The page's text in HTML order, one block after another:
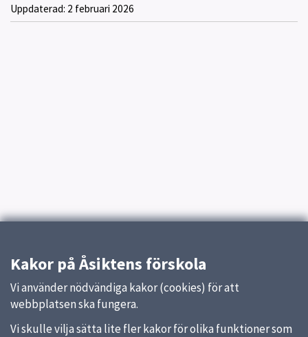
Uppdaterad: 2 februari 2026
Kakor på Åsiktens förskola
Vi använder nödvändiga kakor (cookies) för att
webbplatsen ska fungera.
Vi skulle vilja sätta lite fler kakor för olika funktioner som